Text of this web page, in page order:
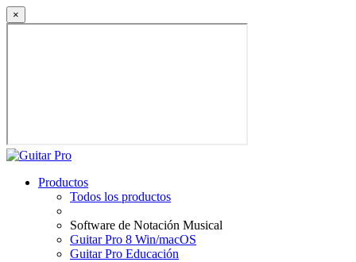
×
Productos
Todos los productos
Software de Notación Musical
Guitar Pro 8 Win/macOS
Guitar Pro Educación